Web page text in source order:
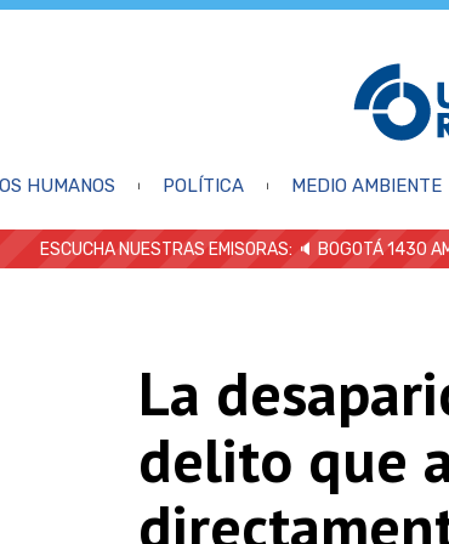
HUMANOS POLÍTICA MEDIO AMBIENTE
ESCUCHA NUESTRAS EMISORAS: 🔈 BOGOTÁ 1430
La
delito que